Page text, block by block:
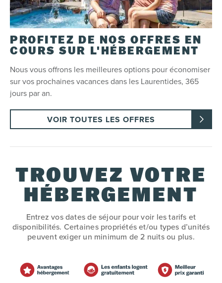
PROFITEZ DE NOS OFFRES EN
COURS SUR L'HÉBERGEMENT
Nous vous offrons les meilleures options pour économiser
sur vos prochaines vacances dans les Laurentides, 365
jours par an.
VOIR TOUTES LES OFFRES
TROUVEZ VOTRE
HÉBERGEMENT
Entrez vos dates de séjour pour voir les tarifs et
disponibilités. Certaines propriétés et/ou types d’unités
peuvent exiger un minimum de 2 nuits ou plus.